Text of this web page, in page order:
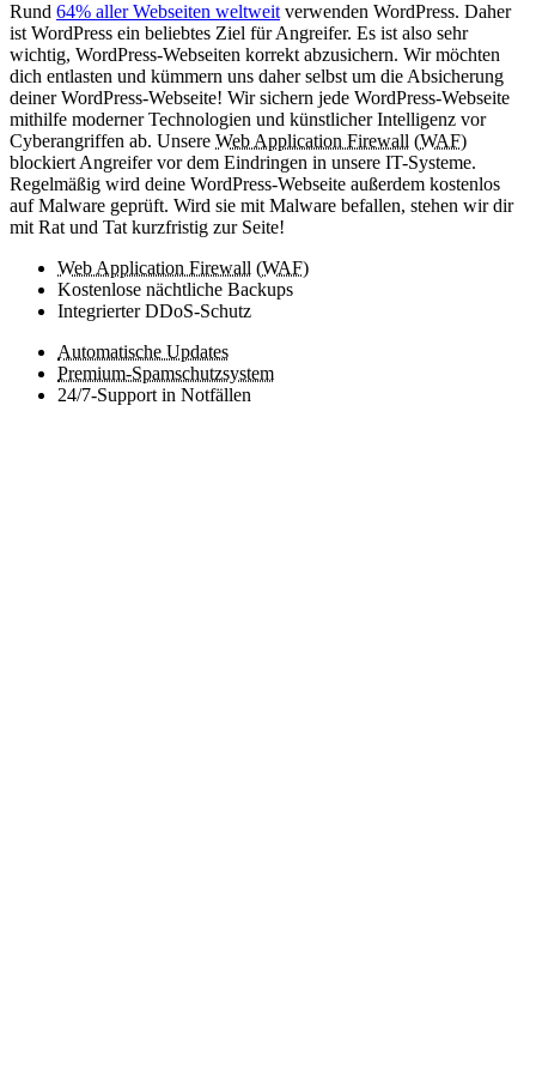
Rund 64% aller Webseiten weltweit verwenden WordPress. Daher
ist WordPress ein beliebtes Ziel für Angreifer. Es ist also sehr
wichtig, WordPress-Webseiten korrekt abzusichern. Wir möchten
dich entlasten und kümmern uns daher selbst um die Absicherung
deiner WordPress-Webseite! Wir sichern jede WordPress-Webseite
mithilfe moderner Technologien und künstlicher Intelligenz vor
Cyberangriffen ab. Unsere Web Application Firewall (WAF)
blockiert Angreifer vor dem Eindringen in unsere IT-Systeme.
Regelmäßig wird deine WordPress-Webseite außerdem kostenlos
auf Malware geprüft. Wird sie mit Malware befallen, stehen wir dir
mit Rat und Tat kurzfristig zur Seite!
Web Application Firewall (WAF)
Kostenlose nächtliche Backups
Integrierter DDoS-Schutz
Automatische Updates
Premium-Spamschutzsystem
24/7-Support in Notfällen